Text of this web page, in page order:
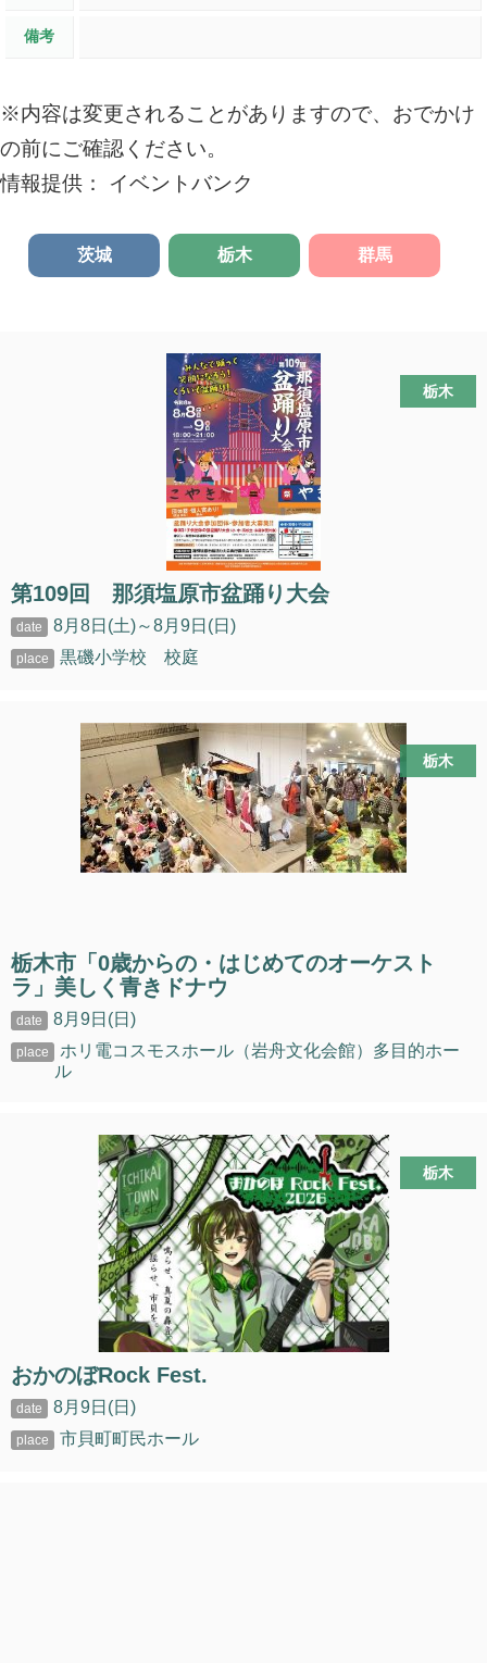
備考
※内容は変更されることがありますので、おでかけ
の前にご確認ください。
情報提供： イベントバンク
茨城 栃木 群馬
栃木
第109回 那須塩原市盆踊り大会
8月8日(土)～8月9日(日)
黒磯小学校 校庭
栃木
栃木市「0歳からの・はじめてのオーケスト
ラ」美しく青きドナウ
8月9日(日)
ホリ電コスモスホール（岩舟文化会館）多目的ホー
ル
栃木
おかのぼRock Fest.
8月9日(日)
市貝町町民ホール